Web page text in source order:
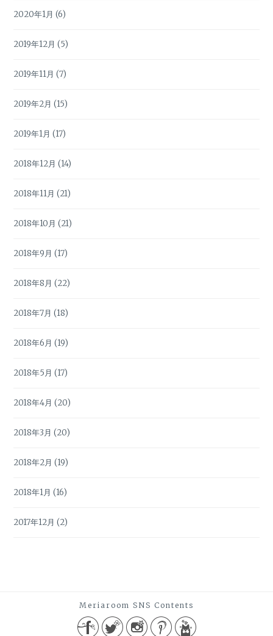
2020年1月 (6)
2019年12月 (5)
2019年11月 (7)
2019年2月 (15)
2019年1月 (17)
2018年12月 (14)
2018年11月 (21)
2018年10月 (21)
2018年9月 (17)
2018年8月 (22)
2018年7月 (18)
2018年6月 (19)
2018年5月 (17)
2018年4月 (20)
2018年3月 (20)
2018年2月 (19)
2018年1月 (16)
2017年12月 (2)
Meriaroom SNS Contents